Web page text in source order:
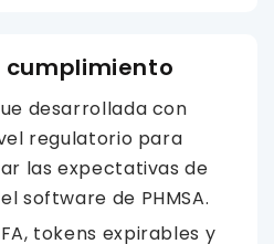
cumplimiento
desarrollada con
regulatorio para
las expectativas de
software de PHMSA.
tokens expirables y